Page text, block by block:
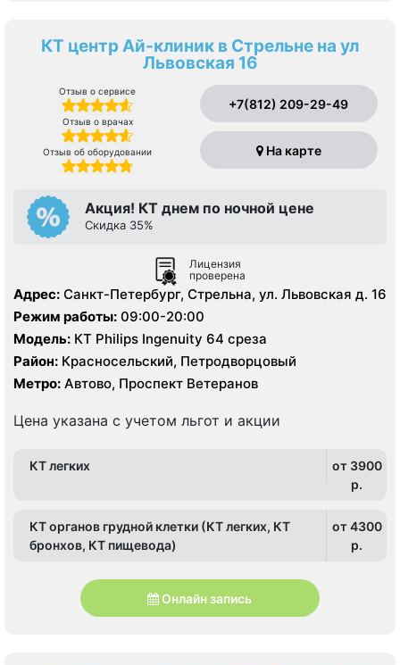
КТ центр Ай-клиник в Стрельне на ул
Львовская 16
Отзыв о сервисе
Отзыв о врачах
Отзыв об оборудовании
+7(812) 209-29-49
На карте
Акция! КТ днем по ночной цене
Скидка 35%
Лицензия
проверена
Адрес: Санкт-Петербург, Стрельна, ул. Львовская д. 16
Режим работы: 09:00-20:00
Модель: КТ Philips Ingenuity 64 среза
Район: Красносельский, Петродворцовый
Метро: Автово, Проспект Ветеранов
Цена указана с учетом льгот и акции
КТ легких
от 3900
p.
КТ органов грудной клетки (КТ легких, КТ
бронхов, КТ пищевода)
от 4300
p.
Онлайн запись